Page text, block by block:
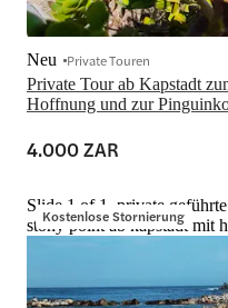
Private Tour ab Kapstadt
Hoffnung und zur
Neu Private Touren
4.000 ZAR
Kostenlose Stornierung
Slide 1 of 1, private
stony point ab kapstadt mit